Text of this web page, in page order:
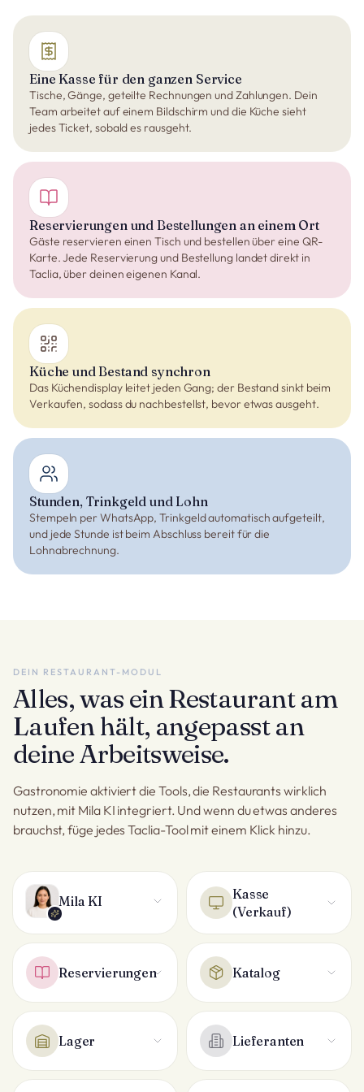
Eine Kasse für den ganzen Service
Tische, Gänge, geteilte Rechnungen und Zahlungen. Dein
Team arbeitet auf einem Bildschirm und die Küche sieht
jedes Ticket, sobald es rausgeht.
Reservierungen und Bestellungen an einem Ort
Gäste reservieren einen Tisch und bestellen über eine QR-
Karte. Jede Reservierung und Bestellung landet direkt in
Taclia, über deinen eigenen Kanal.
Küche und Bestand synchron
Das Küchendisplay leitet jeden Gang; der Bestand sinkt beim
Verkaufen, sodass du nachbestellst, bevor etwas ausgeht.
Stunden, Trinkgeld und Lohn
Stempeln per WhatsApp, Trinkgeld automatisch aufgeteilt,
und jede Stunde ist beim Abschluss bereit für die
Lohnabrechnung.
DEIN RESTAURANT-MODUL
Alles, was ein Restaurant am
Laufen hält, angepasst an
deine Arbeitsweise.
Gastronomie aktiviert die Tools, die Restaurants wirklich
nutzen, mit Mila KI integriert. Und wenn du etwas anderes
brauchst, füge jedes Taclia-Tool mit einem Klick hinzu.
Mila KI
Kasse
(Verkauf)
Reservierungen Katalog
Lager Lieferanten